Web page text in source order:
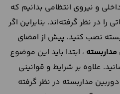
و نیروی انتظامی بدانیم که
در نظر گرفته‌اند. بنابراین اگر
نصب کنید، پیش از امضای
، ابتدا باید این موضوع
علاوه بر شرایط و قوانینی
مداربسته در نظر گرفته